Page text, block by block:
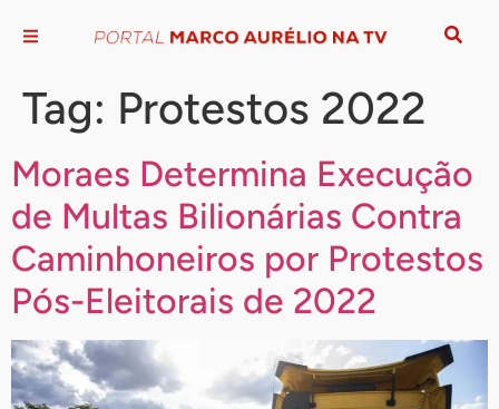
Tag: Protestos 2022
Moraes Determina Execução
de Multas Bilionárias Contra
Caminhoneiros por Protestos
Pós-Eleitorais de 2022